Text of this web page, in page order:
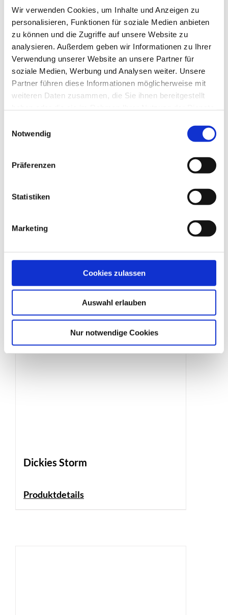
Wir verwenden Cookies, um Inhalte und Anzeigen zu
personalisieren, Funktionen für soziale Medien anbieten
zu können und die Zugriffe auf unsere Website zu
analysieren. Außerdem geben wir Informationen zu Ihrer
Verwendung unserer Website an unsere Partner für
soziale Medien, Werbung und Analysen weiter. Unsere
Partner führen diese Informationen möglicherweise mit
weiteren Daten zusammen, die Sie ihnen bereitgestellt
Notwendig
Präferenzen
Statistiken
Marketing
Cookies zulassen
Auswahl erlauben
Nur notwendige Cookies
Grabenbrücken
Produktdetails
Produktdetails
Dickies Storm
Produktdetails